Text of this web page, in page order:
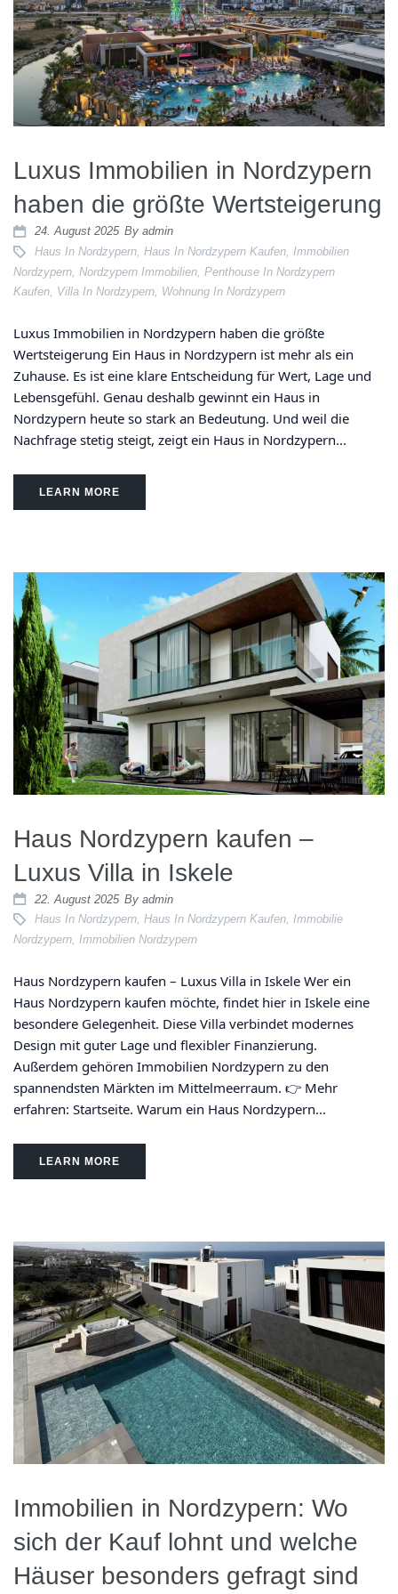
Luxus Immobilien in Nordzypern
haben die größte Wertsteigerung
24. August 2025 By admin
Haus In Nordzypern Haus In Nordzypern Kaufen Immobilien
Nordzypern Nordzypern Immobilien Penthouse In Nordzypern
Kaufen Villa In Nordzypern Wohnung In Nordzypern
Luxus Immobilien in Nordzypern haben die größte
Wertsteigerung Ein Haus in Nordzypern ist mehr als ein
Zuhause. Es ist eine klare Entscheidung für Wert, Lage und
Lebensgefühl. Genau deshalb gewinnt ein Haus in
Nordzypern heute so stark an Bedeutung. Und weil die
Nachfrage stetig steigt, zeigt ein Haus in Nordzypern...
LEARN MORE
Haus Nordzypern kaufen –
Luxus Villa in Iskele
22. August 2025 By admin
Haus In Nordzypern, Haus In Nordzypern Kaufen, Immobilie
Nordzypern Immobilien Nordzypern
Haus Nordzypern kaufen – Luxus Villa in Iskele Wer ein
Haus Nordzypern kaufen möchte, findet hier in Iskele eine
besondere Gelegenheit. Diese Villa verbindet modernes
Design mit guter Lage und flexibler Finanzierung.
Außerdem gehören Immobilien Nordzypern zu den
spannendsten Märkten im Mittelmeerraum. 👉 Mehr
erfahren: Startseite. Warum ein Haus Nordzypern...
LEARN MORE
Immobilien in Nordzypern: Wo
sich der Kauf lohnt und welche
Häuser besonders gefragt sind